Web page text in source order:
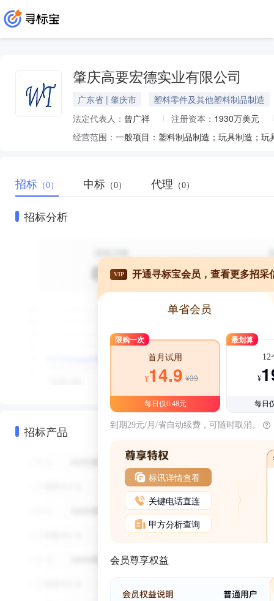
肇庆高要宏德实业有限公司
广东省 | 肇庆市
塑料零件及其他塑料制品制造
法定代表人： 曾广祥 注册资本： 1930万美元
经营范围：
招标 （0） 中标 （0） 代理 （0）
招标分析
招标产品
VIP 开通寻标宝会员，查看更多招采
单省会员
限购一次
首月试用
¥14.9 ¥39
每日仅0.48元
最划算
12
¥
每日
到期29元/月/省自动续费，可随时取消。
标讯详情查看
关键电话直连
甲方分析查询
会员尊享权益